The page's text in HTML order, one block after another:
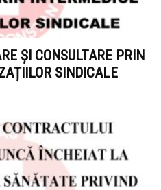
ȘI CONSULTARE PRIN
SINDICALE